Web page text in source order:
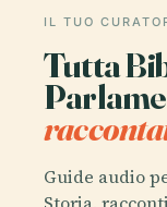
IL TUO
Tutta
Guide audio
Storia,